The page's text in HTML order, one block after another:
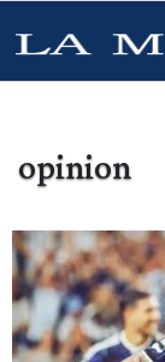
opinion